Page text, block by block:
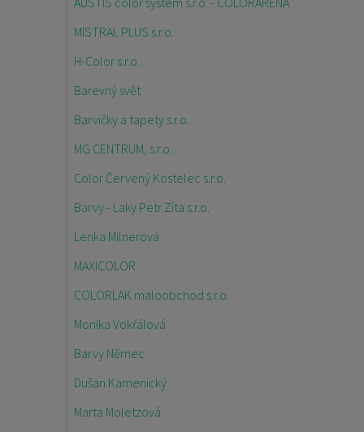
MISTRAL PLUS s.r.o.
H-Color s.r.o.
Barevný svět
Barvičky a tapety s.r.o.
MG CENTRUM, s.r.o.
Color Červený Kostelec s.r.o.
Barvy - Laky Petr Zíta s.r.o.
Lenka Milnerová
MAXICOLOR
COLORLAK maloobchod s.r.o.
Monika Vokřálová
Barvy Němec
Dušan Kamenický
Marta Moletzová